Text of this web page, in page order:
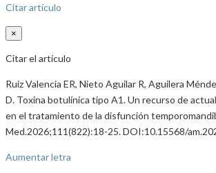
Citar artículo
×
Citar el artículo
Ruiz Valencia ER, Nieto Aguilar R, Aguilera
D. Toxina botulínica tipo A1. Un recurso de
en el tratamiento de la disfunción
Med.2026;111(822):18-25. DOI:10.15568/
Aumentar letra